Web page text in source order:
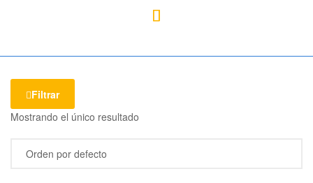
Filtrar
Mostrando el único resultado